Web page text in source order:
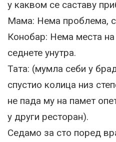
у каквом се саставу
Мама: Нема проблема,
Конобар: Нема места на
седнете унутра.
Тата: (мумла себи у
спустио колица низ
не пада му на памет
у други ресторан).
Седамо за сто поред